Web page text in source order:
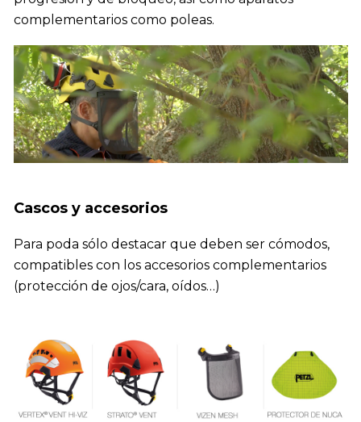
complementarios como poleas.
Cascos y accesorios
Para poda sólo destacar que deben ser cómodos,
compatibles con los accesorios complementarios
(protección de ojos/cara, oídos…)